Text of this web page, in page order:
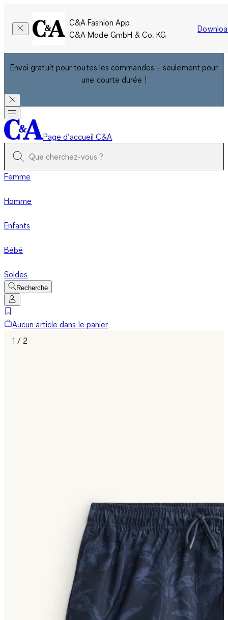
C&A Fashion App
C&A Mode GmbH & Co. KG
Envoi gratuit pour toutes les commandes – seulement pour
une courte durée !
Page d’accueil C&A
Femme
Homme
Enfants
Bébé
Soldes
Recherche
Aucun article dans le panier
1 / 2